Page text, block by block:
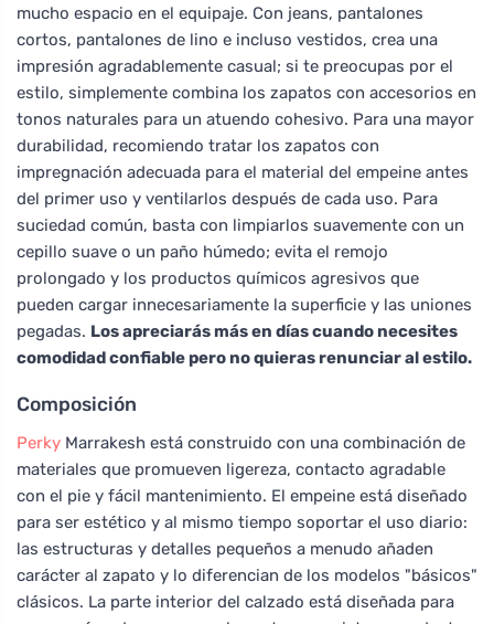
mucho espacio en el equipaje. Con jeans, pantalones
cortos, pantalones de lino e incluso vestidos, crea una
impresión agradablemente casual; si te preocupas por el
estilo, simplemente combina los zapatos con accesorios en
tonos naturales para un atuendo cohesivo. Para una mayor
durabilidad, recomiendo tratar los zapatos con
impregnación adecuada para el material del empeine antes
del primer uso y ventilarlos después de cada uso. Para
suciedad común, basta con limpiarlos suavemente con un
cepillo suave o un paño húmedo; evita el remojo
prolongado y los productos químicos agresivos que
pueden cargar innecesariamente la superficie y las uniones
pegadas. Los apreciarás más en días cuando necesites
comodidad confiable pero no quieras renunciar al estilo.
Composición
Perky Marrakesh está construido con una combinación de
materiales que promueven ligereza, contacto agradable
con el pie y fácil mantenimiento. El empeine está diseñado
para ser estético y al mismo tiempo soportar el uso diario:
las estructuras y detalles pequeños a menudo añaden
carácter al zapato y lo diferencian de los modelos "básicos"
clásicos. La parte interior del calzado está diseñada para